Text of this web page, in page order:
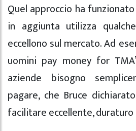
Quel approccio ha
in aggiunta utilizza
eccellono sul mercato. Ad
uomini pay money for
aziende bisogno
pagare, che Bruce
facilitare eccellente,